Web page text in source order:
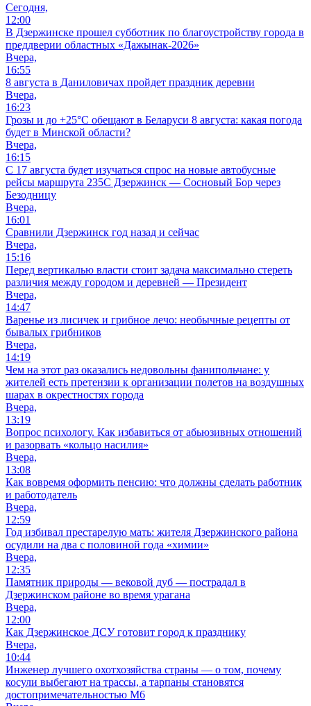
Сегодня,
12:00
В Дзержинске прошел субботник по благоустройству города в
преддверии областных «Дажынак-2026»
Вчера,
16:55
8 августа в Даниловичах пройдет праздник деревни
Вчера,
16:23
Грозы и до +25°С обещают в Беларуси 8 августа: какая погода
будет в Минской области?
Вчера,
16:15
С 17 августа будет изучаться спрос на новые автобусные
рейсы маршрута 235С Дзержинск — Сосновый Бор через
Безодницу
Вчера,
16:01
Сравнили Дзержинск год назад и сейчас
Вчера,
15:16
Перед вертикалью власти стоит задача максимально стереть
различия между городом и деревней — Президент
Вчера,
14:47
Варенье из лисичек и грибное лечо: необычные рецепты от
бывалых грибников
Вчера,
14:19
Чем на этот раз оказались недовольны фанипольчане: у
жителей есть претензии к организации полетов на воздушных
шарах в окрестностях города
Вчера,
13:19
Вопрос психологу. Как избавиться от абьюзивных отношений
и разорвать «кольцо насилия»
Вчера,
13:08
Как вовремя оформить пенсию: что должны сделать работник
и работодатель
Вчера,
12:59
Год избивал престарелую мать: жителя Дзержинского района
осудили на два с половиной года «химии»
Вчера,
12:35
Памятник природы — вековой дуб — пострадал в
Дзержинском районе во время урагана
Вчера,
12:00
Как Дзержинское ДСУ готовит город к празднику
Вчера,
10:44
Инженер лучшего охотхозяйства страны — о том, почему
косули выбегают на трассы, а тарпаны становятся
достопримечательностью М6